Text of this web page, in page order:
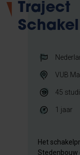
Traject
VUB
45
1 jaar
Het
Stedenbouw